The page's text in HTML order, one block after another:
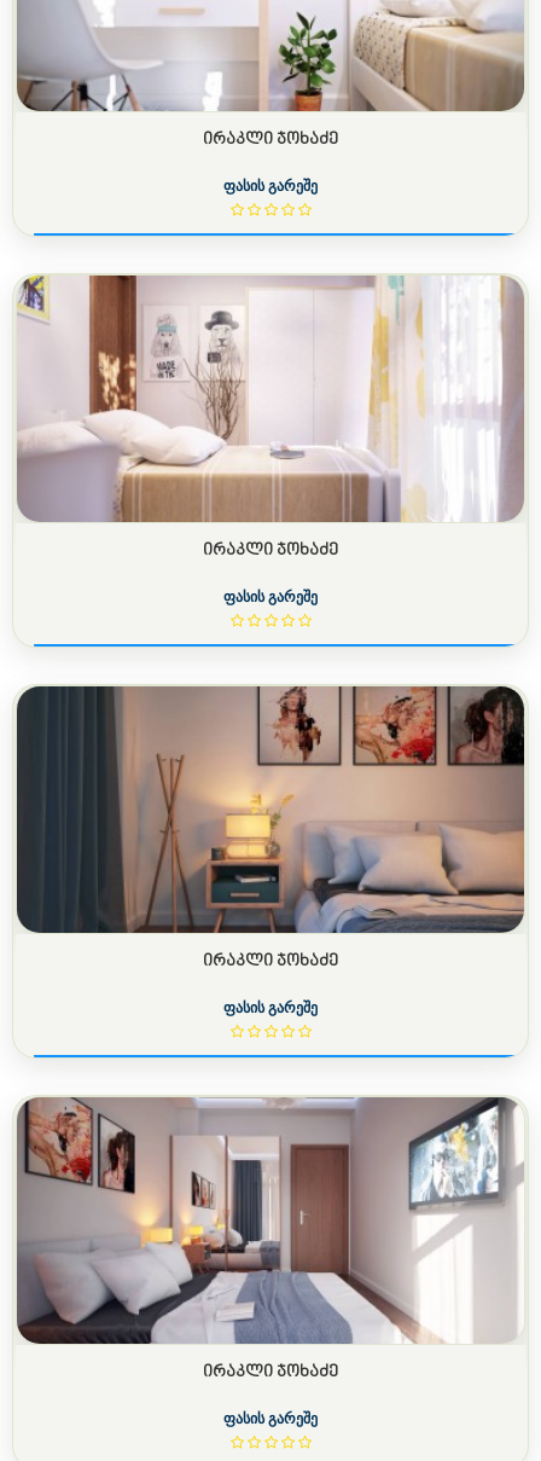
ᲘᲠᲐᲙᲚᲘ ᲯᲝᲮᲐᲫᲔ
ფასის გარეშე
ᲘᲠᲐᲙᲚᲘ ᲯᲝᲮᲐᲫᲔ
ფასის გარეშე
ᲘᲠᲐᲙᲚᲘ ᲯᲝᲮᲐᲫᲔ
ფასის გარეშე
ᲘᲠᲐᲙᲚᲘ ᲯᲝᲮᲐᲫᲔ
ფასის გარეშე